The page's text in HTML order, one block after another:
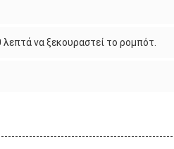
να ξεκουραστεί το ρομπότ.